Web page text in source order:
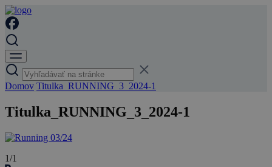
Domov Titulka_RUNNING_3_2024-1
Titulka_RUNNING_3_2024-1
1/1